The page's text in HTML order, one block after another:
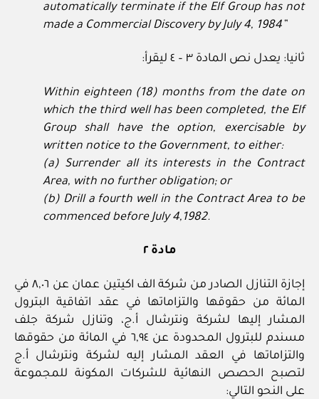
automatically terminate if the Elf Group has not
made a Commercial Discovery by July 4, 1984”
ثانيا: يعدل نص المادة ٣ – ٤ ليقرأ:
Within eighteen (18) months from the date on
which the third well has been completed, the Elf
Group shall have the option, exercisable by
written notice to the Government, to either:
(a) Surrender all its interests in the Contract
Area, with no further obligation; or
(b) Drill a fourth well in the Contract Area to be
commenced before July 4,1982.
مادة ٢
إجازة التنازل الصادر من شركة الف اكيتين عمان عن ٨,٠٦ في
المائة من حقوقها والتزاماتها في عقد اتفاقية البترول
المشار إليها لشركة ونترشال أ.ج، وتنازل شركة جلف
مسندم للبترول المحدودة عن ٦,٩٤ في المائة من حقوقها
والتزاماتها في العقد المشار إليه لشركة ونترشال أ.ج
لتصبح الحصص النهائية للشركات المكونة للمجموعة
على النحو التالي: